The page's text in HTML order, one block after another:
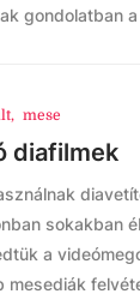
gondolatban
, mese
diafilmek
sokakban
a
mesediák